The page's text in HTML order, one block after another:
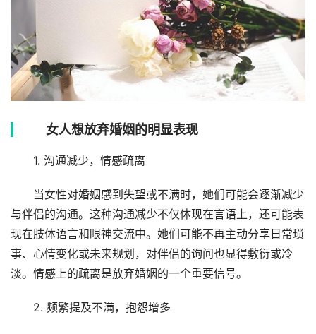
女人想放弃婚姻的明显表现
1. 沟通减少，情感疏离
当女性对婚姻感到失望或不满时，她们可能会逐渐减少
与伴侣的沟通。这种沟通减少不仅体现在言语上，还可能表
现在肢体语言和眼神交流中。她们可能不再主动分享日常琐
事、心情变化或未来规划，对伴侣的询问也显得敷衍或冷
淡。情感上的疏离是放弃婚姻的一个重要信号。
2. 频繁提及不满，抱怨增多